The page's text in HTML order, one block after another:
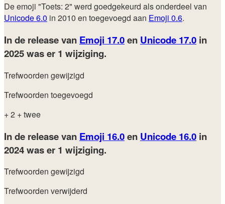
De emoji "Toets: 2" werd goedgekeurd als onderdeel van
Unicode 6.0 in 2010 en toegevoegd aan Emoji 0.6.
In de release van Emoji 17.0en Unicode 17.0 in
2025was er 1 wijziging.
Trefwoorden gewijzigd
Trefwoorden toegevoegd
+ 2 + twee
In de release van Emoji 16.0en Unicode 16.0 in
2024was er 1 wijziging.
Trefwoorden gewijzigd
Trefwoorden verwijderd